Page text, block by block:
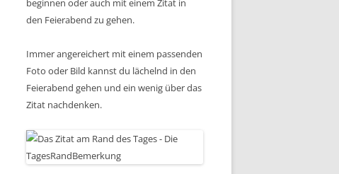
beginnen oder auch mit einem Zitat in
den Feierabend zu gehen.
Immer angereichert mit einem passenden
Foto oder Bild kannst du lächelnd in den
Feierabend gehen und ein wenig über das
Zitat nachdenken.